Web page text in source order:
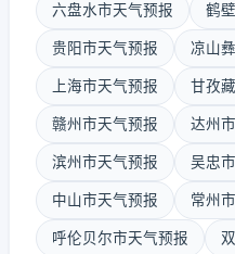
六盘水市天气预报 鹤
贵阳市天气预报 凉山
上海市天气预报 甘孜
赣州市天气预报 达州
滨州市天气预报 吴忠
中山市天气预报 常州
呼伦贝尔市天气预报